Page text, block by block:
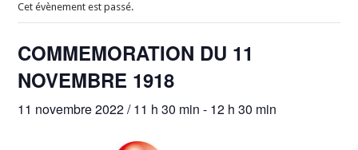
Cet évènement est passé.
COMMEMORATION DU 11
NOVEMBRE 1918
11 novembre 2022 / 11 h 30 min - 12 h 30 min